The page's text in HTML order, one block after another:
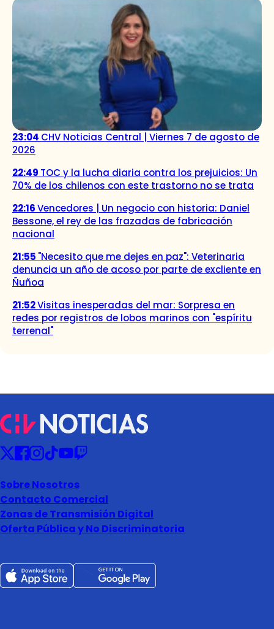
23:04 CHV Noticias Central | Viernes 7 de agosto de
2026
22:49 TOC y la lucha diaria contra los prejuicios: Un
70% de los chilenos con este trastorno no se trata
22:16Vencedores | Un negocio con historia: Daniel
Bessone, el rey de las frazadas de fabricación
nacional
21:55 "Necesito que me dejes en paz": Veterinaria
denuncia un año de acoso por parte de excliente en
Ñuñoa
21:52Visitas inesperadas del mar: Sorpresa en
redes por registros de lobos marinos con "espíritu
terrenal"
Sobre Nosotros
Contacto Comercial
Zonas de Transmisión Digital
Oferta Pública y No Discriminatoria